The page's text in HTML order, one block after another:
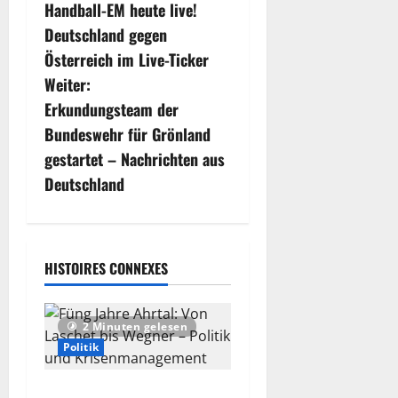
e
i
t
r
a
n
a
v
Handball-EM heute live!
Deutschland gegen
Österreich im Live-Ticker
Weiter:
Erkundungsteam der
Bundeswehr für Grönland
gestartet – Nachrichten aus
Deutschland
HISTOIRES CONNEXES
2 Minuten gelesen
Politik